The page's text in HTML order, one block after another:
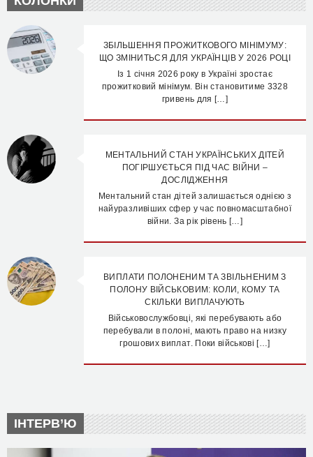
ЗБІЛЬШЕННЯ ПРОЖИТКОВОГО МІНІМУМУ:
ЩО ЗМІНИТЬСЯ ДЛЯ УКРАЇНЦІВ У 2026 РОЦІ
Із 1 січня 2026 року в Україні зростає
прожитковий мінімум. Він становитиме 3328
гривень для […]
МЕНТАЛЬНИЙ СТАН УКРАЇНСЬКИХ ДІТЕЙ
ПОГІРШУЄТЬСЯ ПІД ЧАС ВІЙНИ –
ДОСЛІДЖЕННЯ
Ментальний стан дітей залишається однією з
найуразливіших сфер у час повномасштабної
війни. За рік рівень […]
ВИПЛАТИ ПОЛОНЕНИМ ТА ЗВІЛЬНЕНИМ З
ПОЛОНУ ВІЙСЬКОВИМ: КОЛИ, КОМУ ТА
СКІЛЬКИ ВИПЛАЧУЮТЬ
Військовослужбовці, які перебувають або
перебували в полоні, мають право на низку
грошових виплат. Поки військові […]
ІНТЕРВ’Ю